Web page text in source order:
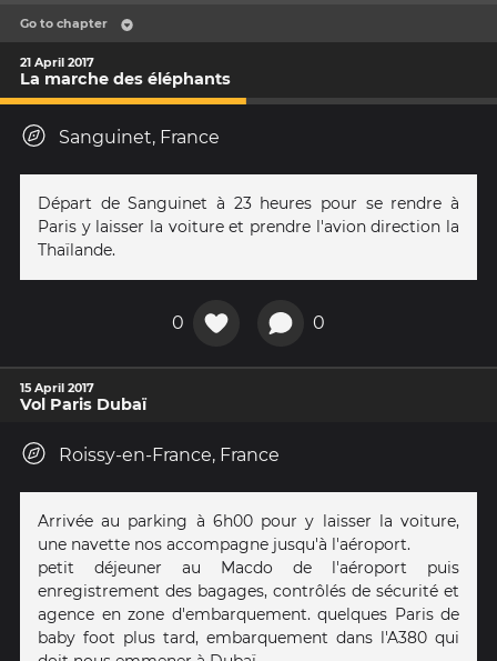
Go to chapter
21 April 2017
La marche des éléphants
Sanguinet, France
Départ de Sanguinet à 23 heures pour se rendre à
Paris y laisser la voiture et prendre l'avion direction la
Thaïlande.
0 0
15 April 2017
Vol Paris Dubaï
Roissy-en-France, France
Arrivée au parking à 6h00 pour y laisser la voiture,
une navette nos accompagne jusqu'à l'aéroport.
petit déjeuner au Macdo de l'aéroport puis
enregistrement des bagages, contrôlés de sécurité et
agence en zone d'embarquement. quelques Paris de
baby foot plus tard, embarquement dans l'A380 qui